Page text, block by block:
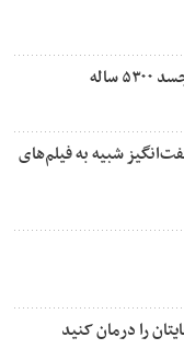
شبیه به فیلم‌های
را درمان کنید